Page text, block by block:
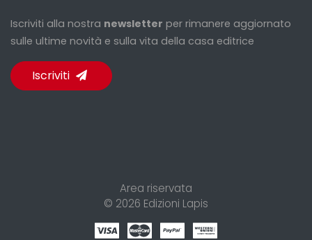
Iscriviti alla nostra newsletter per rimanere aggiornato
sulle ultime novità e sulla vita della casa editrice
Iscriviti
Area riservata
© 2026 Edizioni Lapis